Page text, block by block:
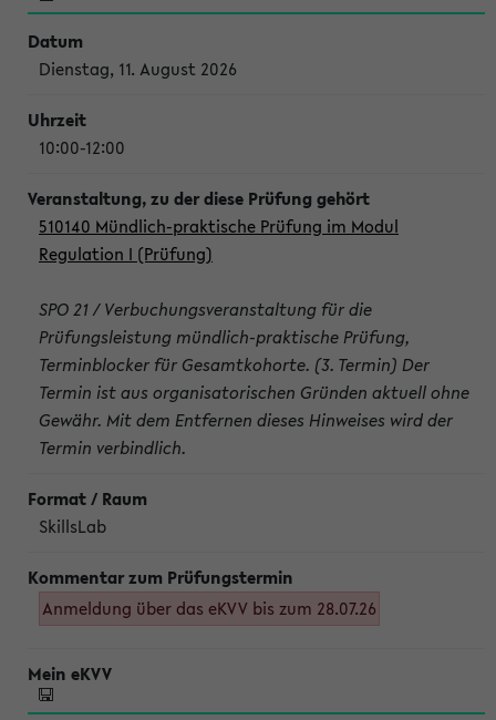
Dienstag, 11. August 2026
10:00-12:00
510140 Mündlich-praktische Prüfung im Modul
Regulation I (Prüfung)
SPO 21 / Verbuchungsveranstaltung für die
Prüfungsleistung mündlich-praktische Prüfung,
Terminblocker für Gesamtkohorte. (3. Termin) Der
Termin ist aus organisatorischen Gründen aktuell ohne
Gewähr. Mit dem Entfernen dieses Hinweises wird der
Termin verbindlich.
SkillsLab
Anmeldung über das eKVV bis zum 28.07.26